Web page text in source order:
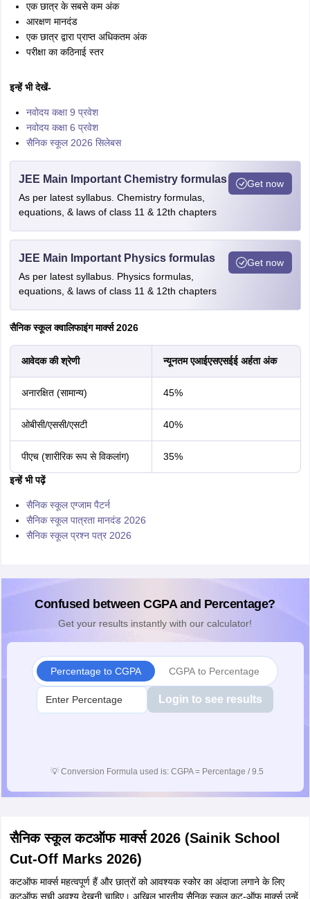
एक छात्र के सबसे कम अंक
आरक्षण मानदंड
एक छात्र द्वारा प्राप्त अधिकतम अंक
परीक्षा का कठिनाई स्तर
इन्हें भी देखें-
नवोदय कक्षा 9 प्रवेश
नवोदय कक्षा 6 प्रवेश
सैनिक स्कूल 2026 सिलेबस
JEE Main Important Chemistry formulas
As per latest syllabus. Chemistry formulas,
equations, & laws of class 11 & 12th chapters
Get now
JEE Main Important Physics formulas
As per latest syllabus. Physics formulas,
equations, & laws of class 11 & 12th chapters
Get now
सैनिक स्कूल क्वालिफाइंग मार्क्स 2026
आवेदक की श्रेणी न्यूनतम एआईएसएसईई अर्हता अंक
अनारक्षित (सामान्य) 45%
ओबीसी/एससी/एसटी 40%
पीएच (शारीरिक रूप से विकलांग) 35%
इन्हें भी पढ़ें
सैनिक स्कूल एग्जाम पैटर्न
सैनिक स्कूल पात्रता मानदंड 2026
सैनिक स्कूल प्रश्न पत्र 2026
Confused between CGPA and Percentage?
Get your results instantly with our calculator!
Percentage to CGPA CGPA to Percentage
Login to see results
💡 Conversion Formula used is: CGPA = Percentage / 9.5
सैनिक स्कूल कटऑफ मार्क्स 2026 (Sainik School
Cut-Off Marks 2026)
कटऑफ मार्क्स महत्वपूर्ण हैं और छात्रों को आवश्यक स्कोर का अंदाजा लगाने के लिए
कटऑफ सूची अवश्य देखनी चाहिए। अखिल भारतीय सैनिक स्कूल कट-ऑफ मार्क्स उन्हें